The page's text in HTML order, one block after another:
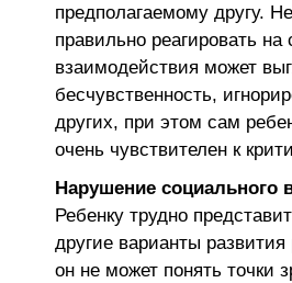
предполагаемому другу.
правильно реагировать
взаимодействия может
бесчувственность,
других, при этом сам
очень чувствителен к
Нарушение социального
Ребенку трудно
другие варианты
он не может понять точки